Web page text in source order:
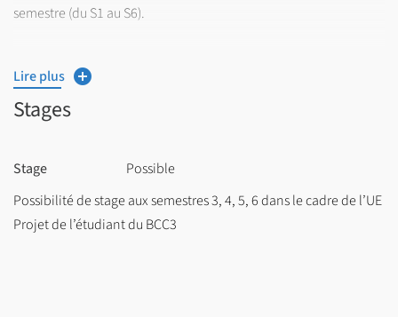
semestre (du S1 au S6).
BCC 3 : Construire son projet personnel et professionnel en
connaissant les milieux artistiques ;
BCC 4 : Préparer un projet professionnel ;
Lire plus
Stages
Stage
Possible
Possibilité de stage aux semestres 3, 4, 5, 6 dans le cadre de l’UE
Projet de l’étudiant du BCC3